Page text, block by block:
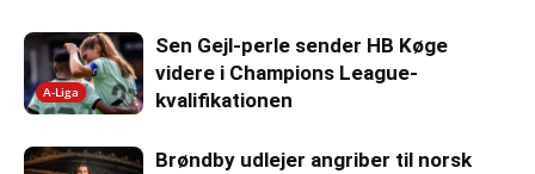
A-Liga
Sen Gejl-perle sender HB Køge
videre i Champions League-
kvalifikationen
Brøndby udlejer angriber til norsk